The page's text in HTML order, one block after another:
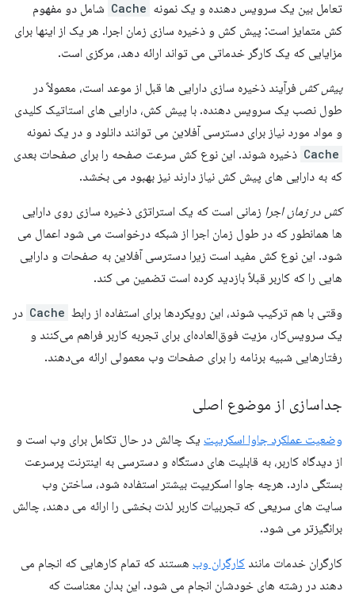
تعامل بین یک سرویس دهنده و یک نمونه Cache شامل دو مفهوم
کش متمایز است: پیش کش و ذخیره سازی زمان اجرا. هر یک از اینها برای
مزایایی که یک کارگر خدماتی می تواند ارائه دهد، مرکزی است.
پیش کش فرآیند ذخیره سازی دارایی ها قبل از موعد است، معمولاً در
طول نصب یک سرویس دهنده. با پیش کش، دارایی های استاتیک کلیدی
و مواد مورد نیاز برای دسترسی آفلاین می توانند دانلود و در یک نمونه
Cache ذخیره شوند. این نوع کش سرعت صفحه را برای صفحات بعدی
که به دارایی های پیش کش نیاز دارند نیز بهبود می بخشد.
کش در زمان اجرا زمانی است که یک استراتژی ذخیره سازی روی دارایی
ها همانطور که در طول زمان اجرا از شبکه درخواست می شود اعمال می
شود. این نوع کش مفید است زیرا دسترسی آفلاین به صفحات و دارایی
هایی را که کاربر قبلاً بازدید کرده است تضمین می کند.
وقتی با هم ترکیب شوند، این رویکردها برای استفاده از رابط Cache در
یک سرویس‌کار، مزیت فوق‌العاده‌ای برای تجربه کاربر فراهم می‌کنند و
رفتارهایی شبیه برنامه را برای صفحات وب معمولی ارائه می‌دهند.
جداسازی از موضوع اصلی
وضعیت عملکرد جاوا اسکریپت یک چالش در حال تکامل برای وب است و
از دیدگاه کاربر، به قابلیت های دستگاه و دسترسی به اینترنت پرسرعت
بستگی دارد. هرچه جاوا اسکریپت بیشتر استفاده شود، ساختن وب
سایت های سریعی که تجربیات کاربر لذت بخشی را ارائه می دهند، چالش
برانگیزتر می شود.
کارگران خدمات مانند کارگران وب هستند که تمام کارهایی که انجام می
دهند در رشته های خودشان انجام می شود. این بدان معناست که